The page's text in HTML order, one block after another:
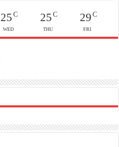
25 C
WED
25C
THU
29C
FRI